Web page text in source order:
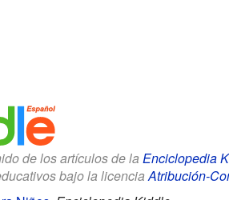
de los artículos de la Enciclopedia
bajo la licenciaAtribución-